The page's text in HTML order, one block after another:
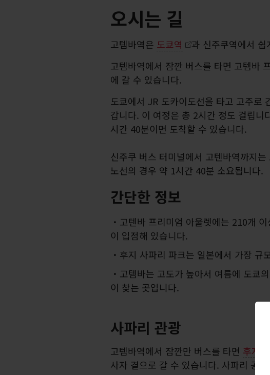
오시는 길
고템바역은 도쿄역
과 신주쿠역에서
고템바역에서 잠깐 버스를 타면 고템바
에 갈 수 있습니다.
도쿄에서 JR 도카이도선을 타고 고주로
갑니다. 이 여정은 총 2시간 정도 걸립
시간 40분이면 도착할 수 있습니다.
신주쿠 버스 터미널에서 고텐바역까지
노선의 경우 약 1시간 40분 소요됩니다.
간단한 정보
고텐바 프리미엄 아울렛에는 210개
이 입점해 있습니다.
후지 사파리 파크는 일본에서 가장 규
고템바는 고도가 높아서 여름에 도쿄
이 찾는 곳입니다.
사파리 관광
고템바역에서 잠깐만 버스를 타면 후지
사자 곁으로 갈 수 있습니다. 사파리 공